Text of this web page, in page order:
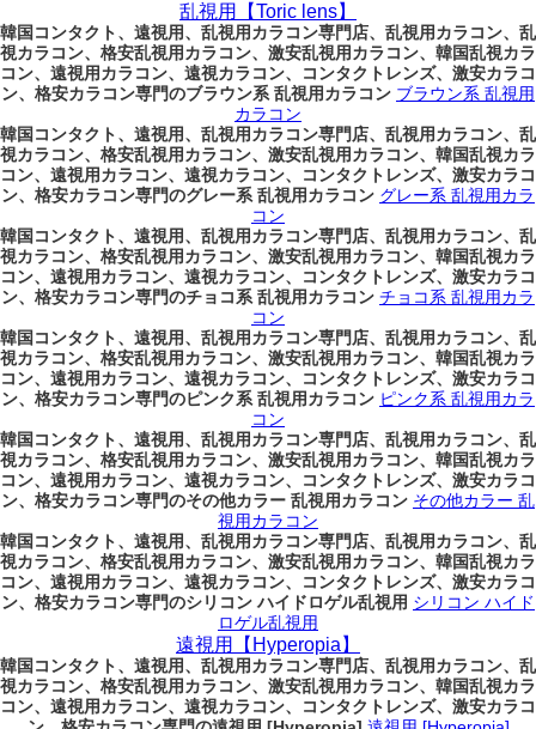
乱視用【Toric lens】
韓国コンタクト、遠視用、乱視用カラコン専門店、乱視用カラコン、乱
視カラコン、格安乱視用カラコン、激安乱視用カラコン、韓国乱視カラ
コン、遠視用カラコン、遠視カラコン、コンタクトレンズ、激安カラコ
ン、格安カラコン専門のブラウン系 乱視用カラコン ブラウン系 乱視用
カラコン
韓国コンタクト、遠視用、乱視用カラコン専門店、乱視用カラコン、乱
視カラコン、格安乱視用カラコン、激安乱視用カラコン、韓国乱視カラ
コン、遠視用カラコン、遠視カラコン、コンタクトレンズ、激安カラコ
ン、格安カラコン専門のグレー系 乱視用カラコン グレー系 乱視用カラ
コン
韓国コンタクト、遠視用、乱視用カラコン専門店、乱視用カラコン、乱
視カラコン、格安乱視用カラコン、激安乱視用カラコン、韓国乱視カラ
コン、遠視用カラコン、遠視カラコン、コンタクトレンズ、激安カラコ
ン、格安カラコン専門のチョコ系 乱視用カラコン チョコ系 乱視用カラ
コン
韓国コンタクト、遠視用、乱視用カラコン専門店、乱視用カラコン、乱
視カラコン、格安乱視用カラコン、激安乱視用カラコン、韓国乱視カラ
コン、遠視用カラコン、遠視カラコン、コンタクトレンズ、激安カラコ
ン、格安カラコン専門のピンク系 乱視用カラコン ピンク系 乱視用カラ
コン
韓国コンタクト、遠視用、乱視用カラコン専門店、乱視用カラコン、乱
視カラコン、格安乱視用カラコン、激安乱視用カラコン、韓国乱視カラ
コン、遠視用カラコン、遠視カラコン、コンタクトレンズ、激安カラコ
ン、格安カラコン専門のその他カラー 乱視用カラコン その他カラー 乱
視用カラコン
韓国コンタクト、遠視用、乱視用カラコン専門店、乱視用カラコン、乱
視カラコン、格安乱視用カラコン、激安乱視用カラコン、韓国乱視カラ
コン、遠視用カラコン、遠視カラコン、コンタクトレンズ、激安カラコ
ン、格安カラコン専門のシリコン ハイドロゲル乱視用 シリコン ハイド
ロゲル乱視用
遠視用【Hyperopia】
韓国コンタクト、遠視用、乱視用カラコン専門店、乱視用カラコン、乱
視カラコン、格安乱視用カラコン、激安乱視用カラコン、韓国乱視カラ
コン、遠視用カラコン、遠視カラコン、コンタクトレンズ、激安カラコ